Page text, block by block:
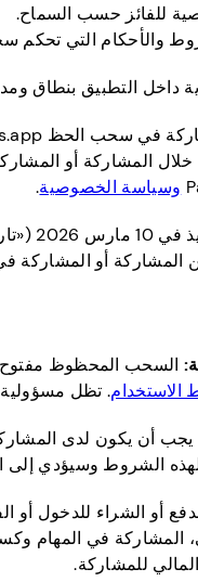
للفائز حسب السماح.
والأحكام التي
داخل التطبيق بنطاق
المشاركة أو
وسياسة الخصوصية.
تدخل
المشاركة أو المشاركة
السحب المحظوظ مفتوح
الاستخدام. تظل مسؤولية
يجب أن يكون لدى
الشروط وسيؤدي إلى
أو الشراء للدخول
المشاركة في المهام
للمشاركة.